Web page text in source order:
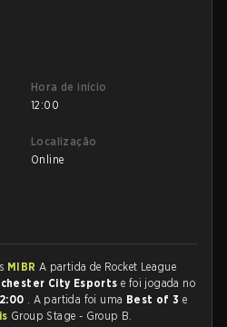
Hora de início
12:00
Localização
Online
MIBR A partida de Rocket League
City Esportse foi jogada no
. A partida foi uma Best of 3 e
Group Stage - Group B.